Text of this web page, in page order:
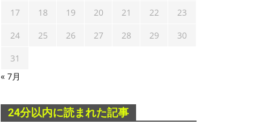
17
18 19 20 21 22
23
24
25 26 27 28 29
30
31
« 7月
24分以内に読まれた記事